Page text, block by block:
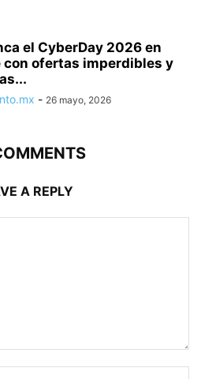
el CyberDay 2026 en
con ofertas imperdibles y
- 26 mayo, 2026
A REPLY